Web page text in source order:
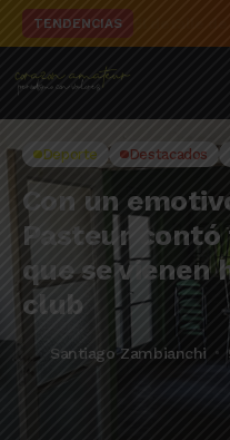
TENDENCIAS
Deporte Destacados
Con un
Pasteur contó
que se vienen
club
Santiago Zambianchi